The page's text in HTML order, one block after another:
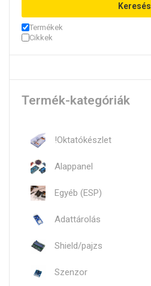
Keresés
Termékek
Cikkek
Termék-kategóriák
!Oktatókészlet
Alappanel
Egyéb (ESP)
Adattárolás
Shield/pajzs
Szenzor